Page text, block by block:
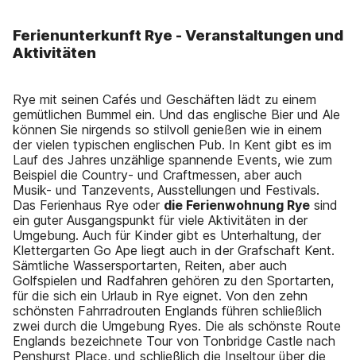
Ferienunterkunft Rye - Veranstaltungen und
Aktivitäten
Rye mit seinen Cafés und Geschäften lädt zu einem
gemütlichen Bummel ein. Und das englische Bier und Ale
können Sie nirgends so stilvoll genießen wie in einem
der vielen typischen englischen Pub. In Kent gibt es im
Lauf des Jahres unzählige spannende Events, wie zum
Beispiel die Country- und Craftmessen, aber auch
Musik- und Tanzevents, Ausstellungen und Festivals.
Das Ferienhaus Rye oder die Ferienwohnung Rye sind
ein guter Ausgangspunkt für viele Aktivitäten in der
Umgebung. Auch für Kinder gibt es Unterhaltung, der
Klettergarten Go Ape liegt auch in der Grafschaft Kent.
Sämtliche Wassersportarten, Reiten, aber auch
Golfspielen und Radfahren gehören zu den Sportarten,
für die sich ein Urlaub in Rye eignet. Von den zehn
schönsten Fahrradrouten Englands führen schließlich
zwei durch die Umgebung Ryes. Die als schönste Route
Englands bezeichnete Tour von Tonbridge Castle nach
Penshurst Place, und schließlich die Inseltour über die